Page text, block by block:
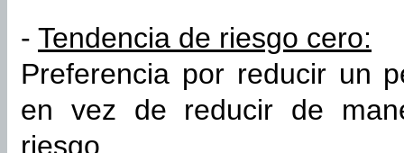
- Tendencia de riesgo cero:
Preferencia por reducir un
en vez de reducir de
riesgo.